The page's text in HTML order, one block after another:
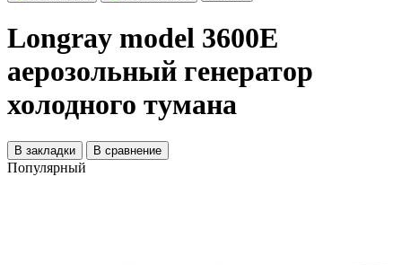
Longray model 3600E
аерозольный генератор
холодного тумана
В закладки В сравнение
Популярный